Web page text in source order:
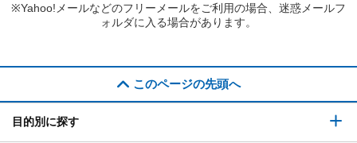
※Yahoo!メールなどのフリーメールをご利用の場合、迷惑メールフ
ォルダに入る場合があります。
このページの先頭へ
目的別に探す